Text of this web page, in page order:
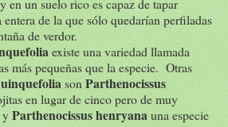
en un suelo rico es capaz de tapar
entera de la que sólo quedarían perfiladas
de verdor.
existe una variedad llamada
más pequeñas que la especie. Otras
son Parthenocissus
en lugar de cinco pero de muy
yParthenocissus henryanauna especie